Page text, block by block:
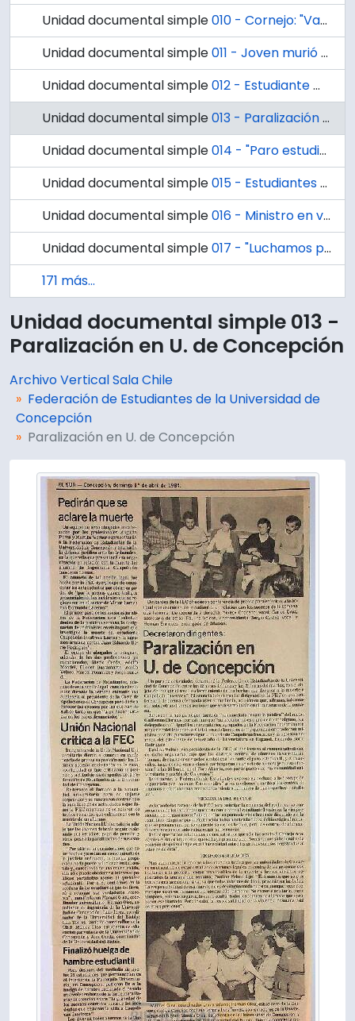
Unidad documental simple010 - Cornejo: "Vamos a luchar por las reivindicaciones estudiantiles"
Unidad documental simple011 - Joven murió en incidentes de Concepción
Unidad documental simple012 - Estudiante murió en la U. de Concepción
Unidad documental simple013 - Paralización en U. de Concepción
Unidad documental simple014 - "Paro estudiantil busca pacificar los ánimos"
Unidad documental simple015 - Estudiantes ocuparon 3 facultades en la Universidad de Concepción
Unidad documental simple016 - Ministro en visita por muerte de estudiante
Unidad documental simple017 - "Luchamos por una universidad democrática, crítica y creativa"
171 más...
Unidad documental simple 013 -
Paralización en U. de Concepción
Archivo Vertical Sala Chile
Federación de Estudiantes de la Universidad de
Concepción
Paralización en U. de Concepción